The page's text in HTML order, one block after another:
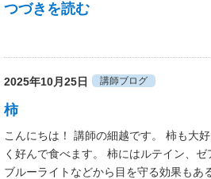
つづきを読む
2025年10月25日 講師ブログ
柿
こんにちは！ 講師の細越です。 柿も大
く好んで食べます。 柿にはルテイン、
ブルーライトなどから目を守る効果もあ